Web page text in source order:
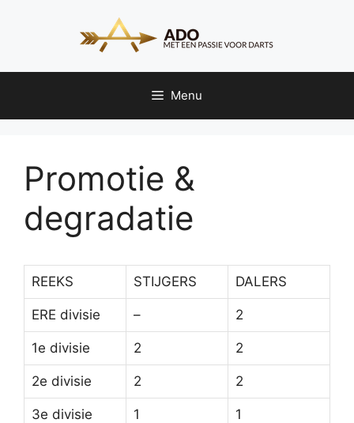
inhoud
Menu
Promotie &
degradatie
REEKS STIJGERS DALERS
ERE divisie – 2
1e divisie 2 2
2e divisie 2 2
3e divisie 1 1